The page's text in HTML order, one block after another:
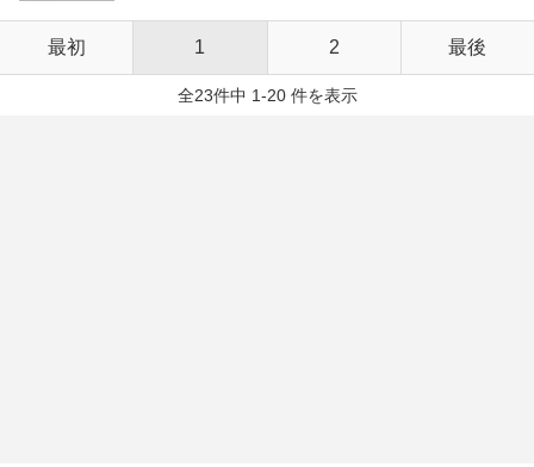
最初 1 2 最後
全23件中 1-20 件を表示